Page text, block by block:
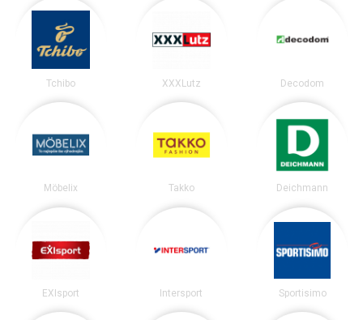
Tchibo XXXLutz Decodom
Möbelix Takko Deichmann
EXIsport Intersport Sportisimo